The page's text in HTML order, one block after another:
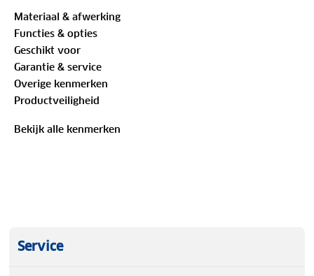
Materiaal & afwerking
Functies & opties
Geschikt voor
Garantie & service
Overige kenmerken
Productveiligheid
Bekijk alle kenmerken
Service